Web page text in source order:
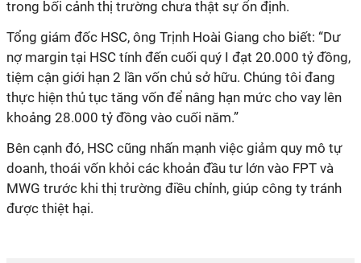
trong bối cảnh thị trường chưa thật sự ổn định.
Tổng giám đốc HSC, ông Trịnh Hoài Giang cho biết: “Dư
nợ margin tại HSC tính đến cuối quý I đạt 20.000 tỷ đồng,
tiệm cận giới hạn 2 lần vốn chủ sở hữu. Chúng tôi đang
thực hiện thủ tục tăng vốn để nâng hạn mức cho vay lên
khoảng 28.000 tỷ đồng vào cuối năm.”
Bên cạnh đó, HSC cũng nhấn mạnh việc giảm quy mô tự
doanh, thoái vốn khỏi các khoản đầu tư lớn vào FPT và
MWG trước khi thị trường điều chỉnh, giúp công ty tránh
được thiệt hại.